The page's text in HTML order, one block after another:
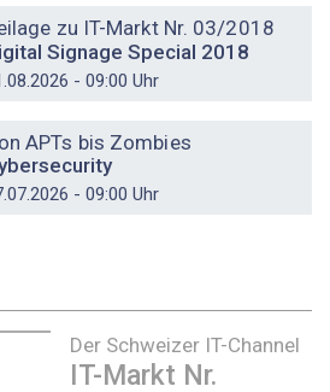
zu IT-Markt Nr. 03/2018
Signage Special 2018
- 09:00 Uhr
APTs bis Zombies
- 09:00 Uhr
Der Schweizer IT-Channel
IT-Markt Nr.